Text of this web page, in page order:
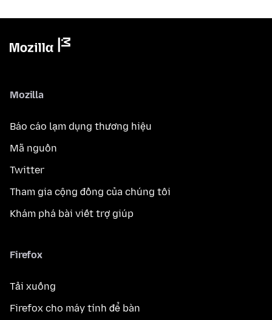
Mozilla
Báo cáo lạm dụng thương hiệu
Mã nguồn
Twitter
Tham gia cộng đồng của chúng tôi
Khám phá bài viết trợ giúp
Firefox
Tải xuống
Firefox cho máy tính để bàn